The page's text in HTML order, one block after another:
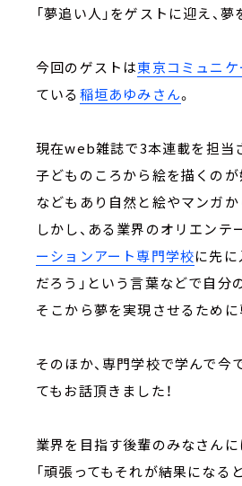
「夢追い人」をゲストに迎え、
今回のゲストは東京コミュニ
ている稲垣あゆみさん。
現在web雑誌で3本連載を担当
子どものころから絵を描くの
などもあり自然と絵やマンガ
しかし、ある業界のオリエンテ
ーションアート専門学校に先
だろう」という言葉などで自分
そこから夢を実現させるため
そのほか、専門学校で学んで
てもお話頂きました！
業界を目指す後輩のみなさんに
「頑張ってもそれが結果にな